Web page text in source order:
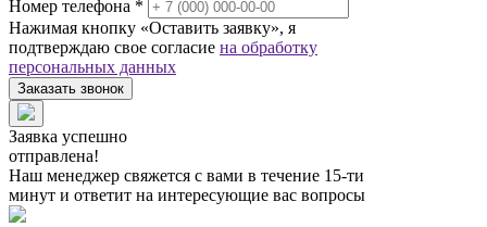
Номер телефона *
Нажимая кнопку «Оставить заявку», я
подтверждаю свое согласие на обработку
персональных данных
Заказать звонок
Заявка успешно
отправлена!
Наш менеджер свяжется с вами в течение 15-ти
минут и ответит на интересующие вас вопросы